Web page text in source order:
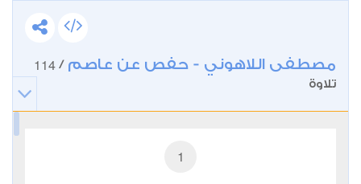
مصطفى اللاهوني - حفص عن عاصم /
114
تلاوة
1